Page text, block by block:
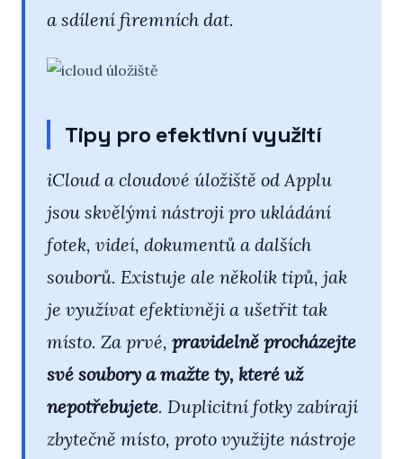
a sdílení firemních dat.
Tipy pro efektivní využití
iCloud a cloudové úložiště od Applu
jsou skvělými nástroji pro ukládání
fotek, videí, dokumentů a dalších
souborů. Existuje ale několik tipů, jak
je využívat efektivněji a ušetřit tak
místo. Za prvé, pravidelně procházejte
své soubory a mažte ty, které už
nepotřebujete. Duplicitní fotky zabírají
zbytečně místo, proto využijte nástroje